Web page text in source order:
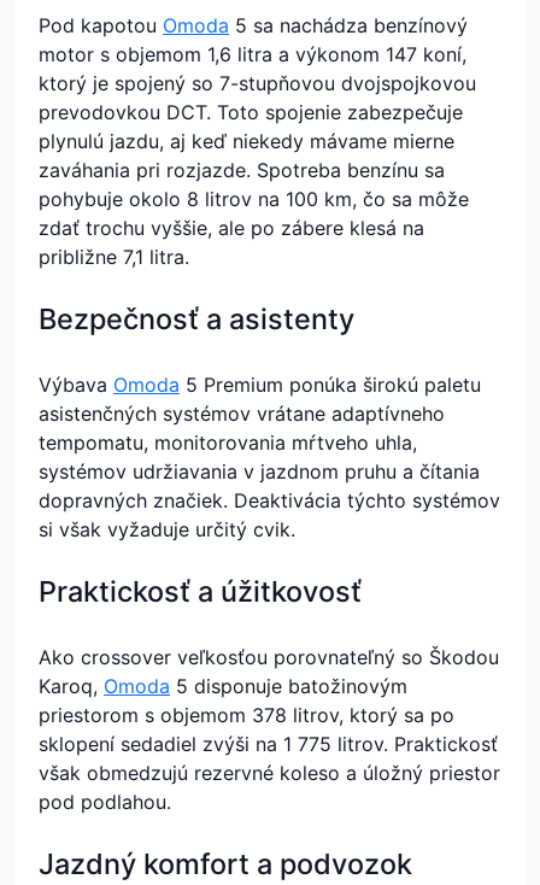
Pod kapotou Omoda 5 sa nachádza benzínový
motor s objemom 1,6 litra a výkonom 147 koní,
ktorý je spojený so 7-stupňovou dvojspojkovou
prevodovkou DCT. Toto spojenie zabezpečuje
plynulú jazdu, aj keď niekedy mávame mierne
zaváhania pri rozjazde. Spotreba benzínu sa
pohybuje okolo 8 litrov na 100 km, čo sa môže
zdať trochu vyššie, ale po zábere klesá na
približne 7,1 litra.
Bezpečnosť a asistenty
Výbava Omoda 5 Premium ponúka širokú paletu
asistenčných systémov vrátane adaptívneho
tempomatu, monitorovania mŕtveho uhla,
systémov udržiavania v jazdnom pruhu a čítania
dopravných značiek. Deaktivácia týchto systémov
si však vyžaduje určitý cvik.
Praktickosť a úžitkovosť
Ako crossover veľkosťou porovnateľný so Škodou
Karoq, Omoda 5 disponuje batožinovým
priestorom s objemom 378 litrov, ktorý sa po
sklopení sedadiel zvýši na 1 775 litrov. Praktickosť
však obmedzujú rezervné koleso a úložný priestor
pod podlahou.
Jazdný komfort a podvozok